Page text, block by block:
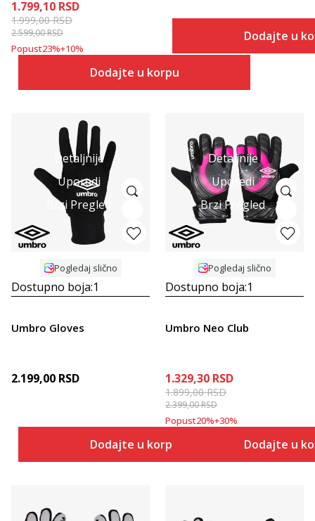
1.799,10 RSD
1.999,00RSD
2.599,00RSD
Popust23%+10%
Dodajte u korpu
Dodajte u
Detaljnije
Uporedi
Brzi Pregled
Pogledaj slično
Dostupno boja:1
Umbro Gloves
2.199,00 RSD
Dodajte u korpu
Detaljnije
Uporedi
Brzi Pregled
Pogledaj slično
Dostupno boja:1
Umbro Neo Club
1.329,30 RSD
1.899,00RSD
2.399,00RSD
Popust20%+30%
Dodajte u